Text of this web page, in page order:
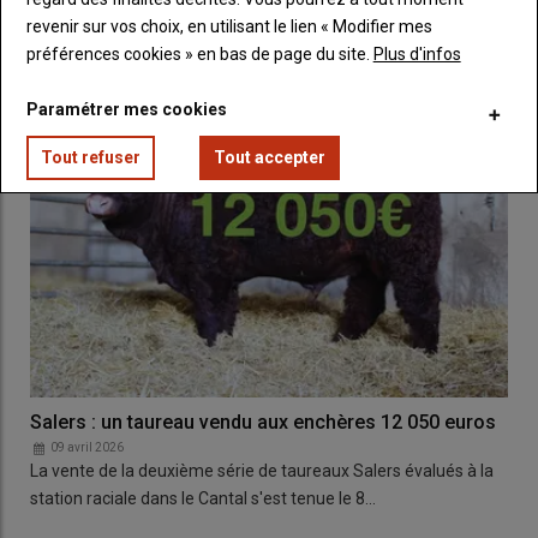
station raciale de Saint Chely d'Aubrac s'est…
Salers : un taureau vendu aux enchères 12 050 euros
09 avril 2026
La vente de la deuxième série de taureaux Salers évalués à la
station raciale dans le Cantal s'est tenue le 8…
revenir sur vos choix, en utilisant le lien « Modifier mes
préférences cookies » en bas de page du site. Plus d'infos
Paramétrer mes cookies
Tout refuser Tout accepter